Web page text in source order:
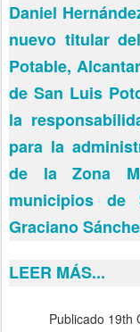
Daniel
nuevo titular
Potable,
de San Luis
la
para la
de la Zona
municipios de
Graciano
LEER MÁS...
Publicado 19th